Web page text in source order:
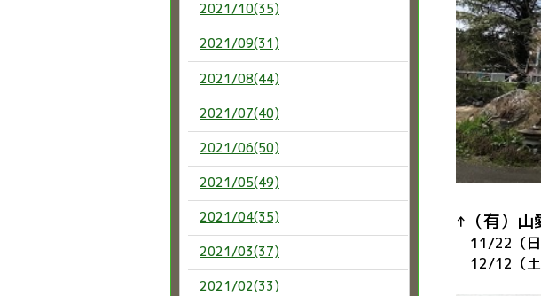
↑ （有）
11/22（日
12/12（土
2021/10(35)
2021/09(31)
2021/08(44)
2021/07(40)
2021/06(50)
2021/05(49)
2021/04(35)
2021/03(37)
2021/02(33)